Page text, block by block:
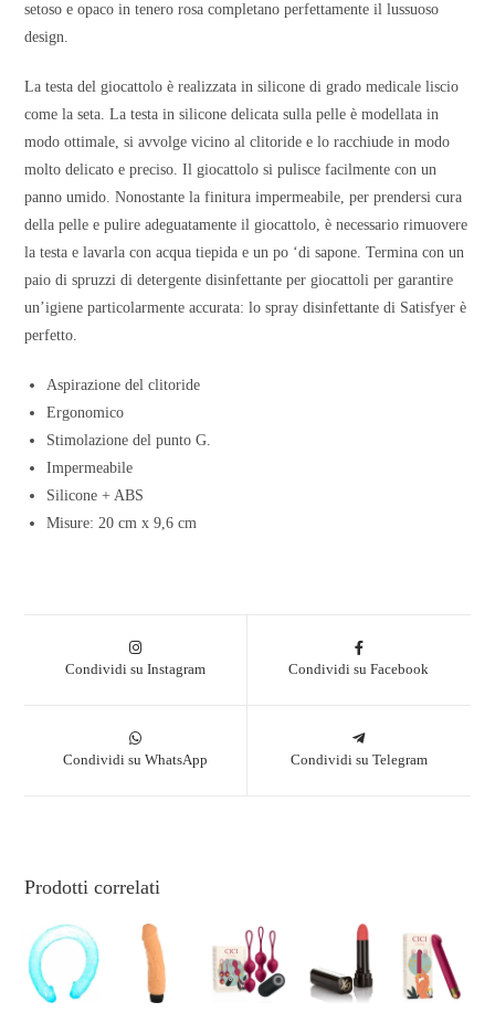
setoso e opaco in tenero rosa completano perfettamente il lussuoso
design.
La testa del giocattolo è realizzata in silicone di grado medicale liscio
come la seta. La testa in silicone delicata sulla pelle è modellata in
modo ottimale, si avvolge vicino al clitoride e lo racchiude in modo
molto delicato e preciso. Il giocattolo si pulisce facilmente con un
panno umido. Nonostante la finitura impermeabile, per prendersi cura
della pelle e pulire adeguatamente il giocattolo, è necessario rimuovere
la testa e lavarla con acqua tiepida e un po ‘di sapone. Termina con un
paio di spruzzi di detergente disinfettante per giocattoli per garantire
un’igiene particolarmente accurata: lo spray disinfettante di Satisfyer è
perfetto.
Aspirazione del clitoride
Ergonomico
Stimolazione del punto G.
Impermeabile
Silicone + ABS
Misure: 20 cm x 9,6 cm
Condividi su Instagram Condividi su Facebook
Condividi su WhatsApp Condividi su Telegram
Prodotti correlati